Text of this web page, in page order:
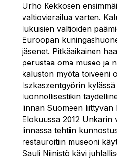
Urho Kekkosen
valtiovierailua varten.
lukuisien valtioiden
Euroopan
jäsenet. Pitkäaikainen
perustaa oma museo ja
kaluston myötä toiveeni
Iszkaszentgyörin
luonnollisestikin
linnan Suomeen liittyvän
Elokuussa 2012 Unkarin
linnassa tehtiin
restauroitiin museoni
Sauli Niinistö kävi